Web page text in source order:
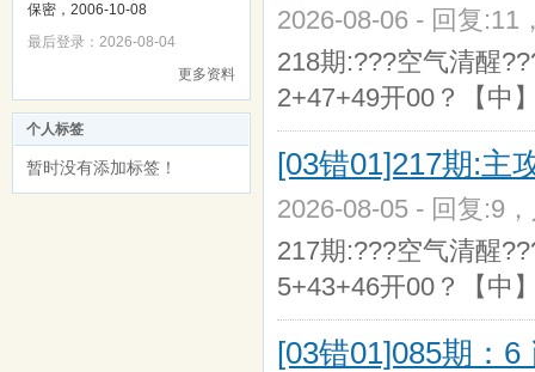
保密，2006-10-08
最后登录：2026-08-04
更多资料
个人标签
暂时没有添加标签！
2026-08-06 - 回复:11
218期:???空气清醒
2+47+49开00？【中
[03错01]217期:主
2026-08-05 - 回复:9
217期:???空气清醒
5+43+46开00？【中
[03错01]085期：